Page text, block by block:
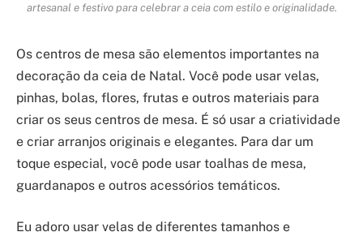
artesanal e festivo para celebrar a ceia com estilo e originalidade.
Os centros de mesa são elementos importantes na
decoração da ceia de Natal. Você pode usar velas,
pinhas, bolas, flores, frutas e outros materiais para
criar os seus centros de mesa. É só usar a criatividade
e criar arranjos originais e elegantes. Para dar um
toque especial, você pode usar toalhas de mesa,
guardanapos e outros acessórios temáticos.
Eu adoro usar velas de diferentes tamanhos e